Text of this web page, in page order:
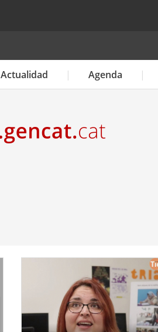
Actualidad Agenda